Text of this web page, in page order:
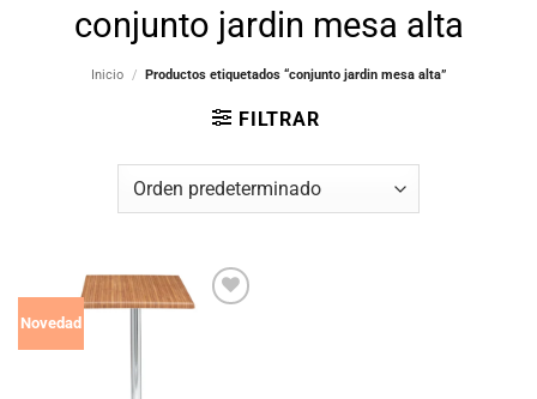
conjunto jardin mesa alta
Inicio / Productos etiquetados “conjunto jardin mesa alta”
FILTRAR
Novedad